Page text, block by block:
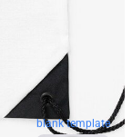
blank template